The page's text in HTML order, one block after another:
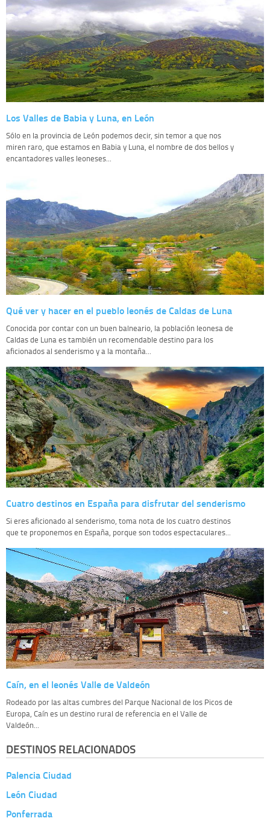
Los Valles de Babia y Luna, en León
Sólo en la provincia de León podemos decir, sin temor a que nos
miren raro, que estamos en Babia y Luna, el nombre de dos bellos y
encantadores valles leoneses...
Qué ver y hacer en el pueblo leonés de Caldas de Luna
Conocida por contar con un buen balneario, la población leonesa de
Caldas de Luna es también un recomendable destino para los
aficionados al senderismo y a la montaña...
Cuatro destinos en España para disfrutar del senderismo
Si eres aficionado al senderismo, toma nota de los cuatro destinos
que te proponemos en España, porque son todos espectaculares...
Caín, en el leonés Valle de Valdeón
Rodeado por las altas cumbres del Parque Nacional de los Picos de
Europa, Caín es un destino rural de referencia en el Valle de
Valdeón...
DESTINOS RELACIONADOS
Palencia Ciudad
León Ciudad
Ponferrada